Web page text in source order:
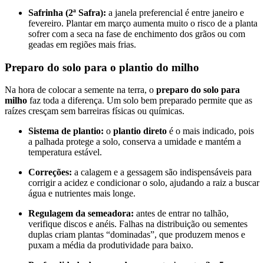
Safrinha (2ª Safra): a janela preferencial é entre janeiro e
fevereiro. Plantar em março aumenta muito o risco de a planta
sofrer com a seca na fase de enchimento dos grãos ou com
geadas em regiões mais frias.
Preparo do solo para o plantio do milho
Na hora de colocar a semente na terra, o preparo do solo para
milho faz toda a diferença. Um solo bem preparado permite que as
raízes cresçam sem barreiras físicas ou químicas.
Sistema de plantio: o plantio direto é o mais indicado, pois
a palhada protege a solo, conserva a umidade e mantém a
temperatura estável.
Correções: a calagem e a gessagem são indispensáveis para
corrigir a acidez e condicionar o solo, ajudando a raiz a buscar
água e nutrientes mais longe.
Regulagem da semeadora: antes de entrar no talhão,
verifique discos e anéis. Falhas na distribuição ou sementes
duplas criam plantas “dominadas”, que produzem menos e
puxam a média da produtividade para baixo.